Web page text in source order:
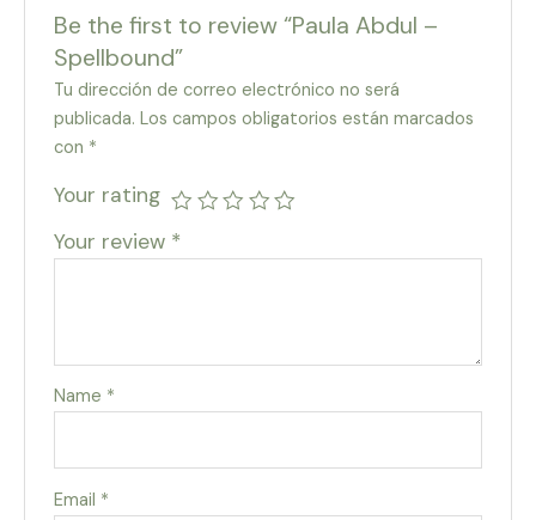
Be the first to review “Paula Abdul –
Spellbound”
Tu dirección de correo electrónico no será
publicada. Los campos obligatorios están marcados
con *
Your rating
Your review *
Name *
Email *